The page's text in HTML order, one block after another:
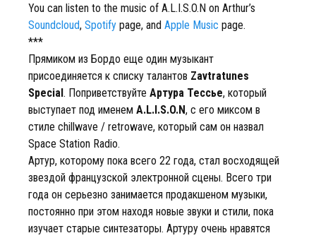
You can listen to the music of A.L.I.S.O.N on Arthur’s
Soundcloud, Spotify page, and Apple Music page.
***
Прямиком из Бордо еще один музыкант
присоединяется к списку талантов Zavtratunes
Special. Поприветствуйте Артура Тессье, который
выступает под именем A.L.I.S.O.N, с его миксом в
стиле chillwave / retrowave, который сам он назвал
Space Station Radio.
Артур, которому пока всего 22 года, стал восходящей
звездой французской электронной сцены. Всего три
года он серьезно занимается продакшеном музыки,
постоянно при этом находя новые звуки и стили, пока
изучает старые синтезаторы. Артуру очень нравятся